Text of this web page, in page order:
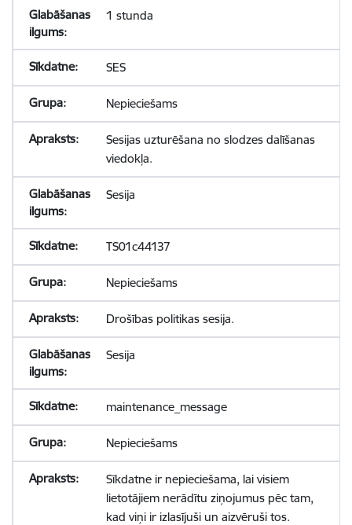
1 stunda
SES
Nepieciešams
Sesijas uzturēšana no slodzes dalīšanas
viedokļa.
Sesija
TS01c44137
Nepieciešams
Drošības politikas sesija.
Sesija
maintenance_message
Nepieciešams
Sīkdatne ir nepieciešama, lai visiem
lietotājiem nerādītu ziņojumus pēc tam,
kad viņi ir izlasījuši un aizvēruši tos.